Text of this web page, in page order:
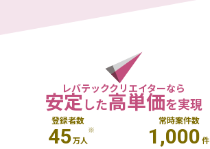
レバテッククリエイターなら
安定した高単価を実現
登録者数
45万人
※
常時案件数
1,000 件